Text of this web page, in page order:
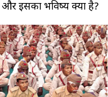
इसका भविष्य क्या है?